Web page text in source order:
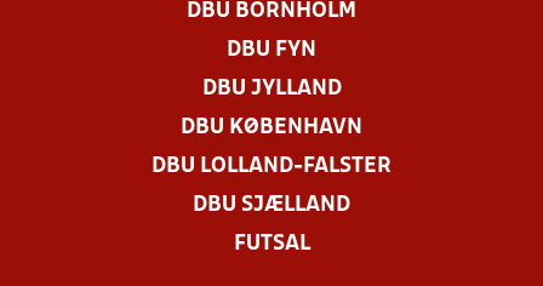
DBU BORNHOLM
DBU FYN
DBU JYLLAND
DBU KØBENHAVN
DBU LOLLAND-FALSTER
DBU SJÆLLAND
FUTSAL